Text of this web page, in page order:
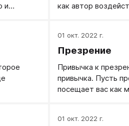
и
как автор
01 окт. 2022 г.
Презрение
Привычка к
привычка. Пусть
посещает вас как
01 окт. 2022 г.